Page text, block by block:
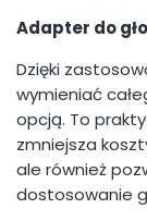
Adapter do
Dzięki
wymieniać
opcją. To
zmniejsza
ale również
dostosowanie